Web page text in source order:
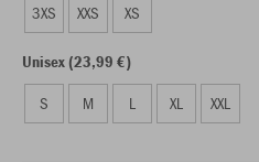
3XS XXS XS
Unisex (23,99 €)
S M L XL XXL